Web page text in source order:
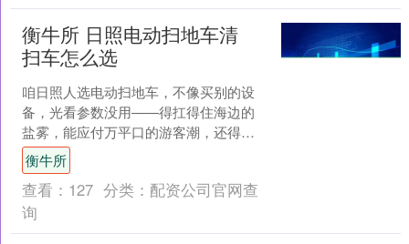
衡牛所 日照电动扫地车清
扫车怎么选
咱日照人选电动扫地车，不像买别的设
备，光看参数没用——得扛得住海边的
盐雾，能应付万平口的游客潮，还得清
得了海鲜市场的鱼鳞碎壳。问了不少做
环卫、景区保洁的朋友，大....
衡牛所
查看： 127 分类： 配资公司官网查
询